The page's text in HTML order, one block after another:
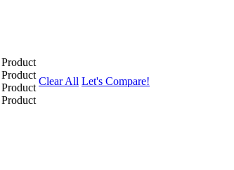
Clear All Let's Compare!